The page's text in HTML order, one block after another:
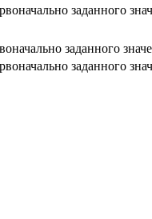
заданного
заданного
заданного